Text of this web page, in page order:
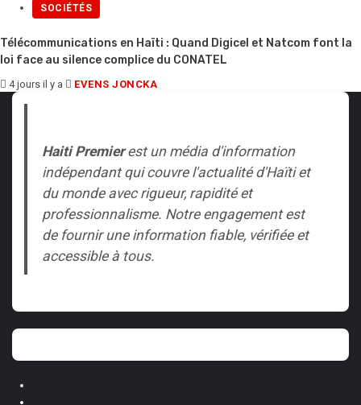
SOCIÉTÉS
Télécommunications en Haïti : Quand Digicel et Natcom font la
loi face au silence complice du CONATEL
4 jours il y a EVENS JONCKA
Haiti Premierest un média d'information
indépendant qui couvre l'actualité d'Haïti et
du monde avec rigueur, rapidité et
professionnalisme. Notre engagement est
de fournir une information fiable, vérifiée et
accessible à tous.